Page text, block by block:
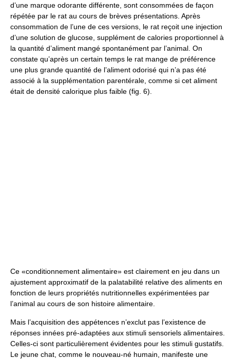
d’une marque odorante différente, sont consommées de façon
répétée par le rat au cours de brèves présentations. Après
consommation de l’une de ces versions, le rat reçoit une injection
d’une solution de glucose, supplément de calories proportionnel à
la quantité d’aliment mangé spontanément par l’animal. On
constate qu’après un certain temps le rat mange de préférence
une plus grande quantité de l’aliment odorisé qui n’a pas été
associé à la supplémentation parentérale, comme si cet aliment
était de densité calorique plus faible (fig. 6).
Ce «conditionnement alimentaire» est clairement en jeu dans un
ajustement approximatif de la palatabilité relative des aliments en
fonction de leurs propriétés nutritionnelles expérimentées par
l’animal au cours de son histoire alimentaire.
Mais l’acquisition des appétences n’exclut pas l’existence de
réponses innées pré-adaptées aux stimuli sensoriels alimentaires.
Celles-ci sont particulièrement évidentes pour les stimuli gustatifs.
Le jeune chat, comme le nouveau-né humain, manifeste une